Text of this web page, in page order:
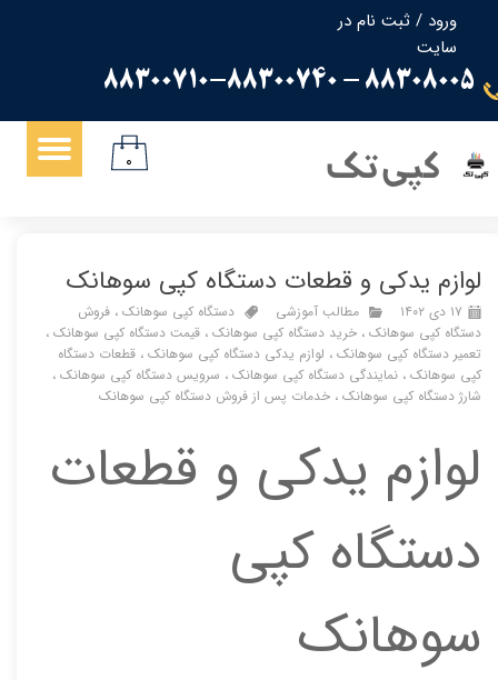
ورود / ثبت نام در
سایت
حساب کاربری من
تغییر گذر واژه
سفارشات
88308005 - 88300710-88300740
کپی تک ۰
لوازم یدکی و قطعات دستگاه کپی سوهانک
۱۷ دی ۱۴۰۲ مطالب آموزشی دستگاه کپی سوهانک ، فروش
دستگاه کپی سوهانک ، خرید دستگاه کپی سوهانک ، قیمت دستگاه کپی سوهانک ،
تعمیر دستگاه کپی سوهانک ، لوازم یدکی دستگاه کپی سوهانک ، قطعات دستگاه
کپی سوهانک ، نمایندگی دستگاه کپی سوهانک ، سرویس دستگاه کپی سوهانک ،
شارژ دستگاه کپی سوهانک ، خدمات پس از فروش دستگاه کپی سوهانک
لوازم یدکی و قطعات
دستگاه کپی
سوهانک